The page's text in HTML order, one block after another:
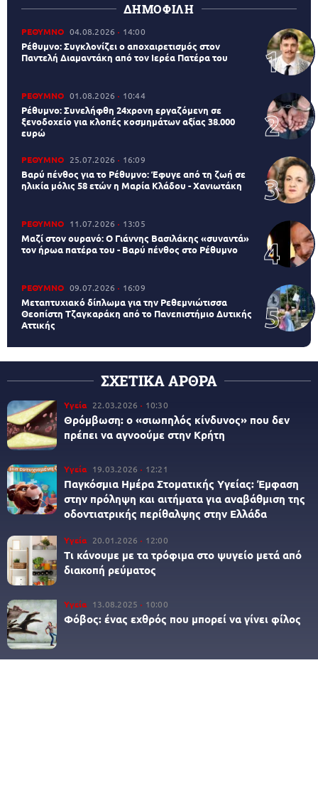
ΔΗΜΟΦΙΛΗ
ΡΕΘΥΜΝΟ 04.08.2026 14:00
Ρέθυμνο: Συγκλονίζει ο αποχαιρετισμός στον
Παντελή Διαμαντάκη από τον Ιερέα Πατέρα του
ΡΕΘΥΜΝΟ 01.08.2026 10:44
Ρέθυμνο: Συνελήφθη 24χρονη εργαζόμενη σε
ξενοδοχείο για κλοπές κοσμημάτων αξίας 38.000
ευρώ
ΡΕΘΥΜΝΟ 25.07.2026 16:09
Βαρύ πένθος για το Ρέθυμνο: Έφυγε από τη ζωή σε
ηλικία μόλις 58 ετών η Μαρία Κλάδου - Χανιωτάκη
ΡΕΘΥΜΝΟ 11.07.2026 13:05
Μαζί στον ουρανό: Ο Γιάννης Βασιλάκης «συναντά»
τον ήρωα πατέρα του - Βαρύ πένθος στο Ρέθυμνο
ΡΕΘΥΜΝΟ 09.07.2026 16:09
Μεταπτυχιακό δίπλωμα για την Ρεθεμνιώτισσα
Θεοπίστη Τζαγκαράκη από το Πανεπιστήμιο Δυτικής
Αττικής
ΣΧΕΤΙΚΑ ΑΡΘΡΑ
Υγεία 22.03.2026 10:30
Θρόμβωση: ο «σιωπηλός κίνδυνος» που δεν
πρέπει να αγνοούμε στην Κρήτη
Υγεία 19.03.2026 12:21
Παγκόσμια Ημέρα Στοματικής Υγείας: Έμφαση
στην πρόληψη και αιτήματα για αναβάθμιση της
οδοντιατρικής περίθαλψης στην Ελλάδα
Υγεία 20.01.2026 12:00
Τι κάνουμε με τα τρόφιμα στο ψυγείο μετά από
διακοπή ρεύματος
Υγεία 13.08.2025 10:00
Φόβος: ένας εχθρός που μπορεί να γίνει φίλος